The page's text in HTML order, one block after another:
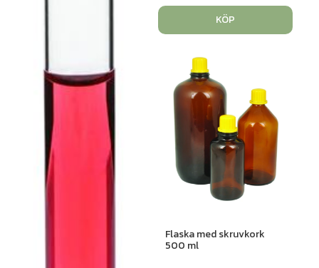
KÖP
Flaska med skruvkork
500 ml